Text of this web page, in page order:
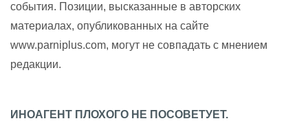
события. Позиции, высказанные в авторских
материалах, опубликованных на сайте
www.parniplus.com, могут не совпадать с мнением
редакции.
ИНОАГЕНТ ПЛОХОГО НЕ ПОСОВЕТУЕТ.